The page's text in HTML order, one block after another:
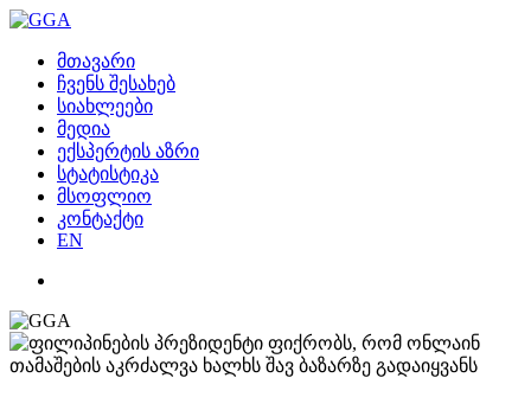
მთავარი
ჩვენს შესახებ
სიახლეები
მედია
ექსპერტის აზრი
სტატისტიკა
მსოფლიო
კონტაქტი
EN